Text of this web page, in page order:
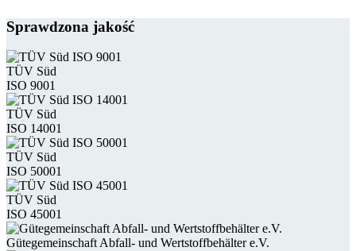
Sprawdzona jakość
TÜV Süd
ISO 9001
TÜV Süd
ISO 14001
TÜV Süd
ISO 50001
TÜV Süd
ISO 45001
Güte­gemein­schaft Abfall- und Wert­stoff­behälter e.V.